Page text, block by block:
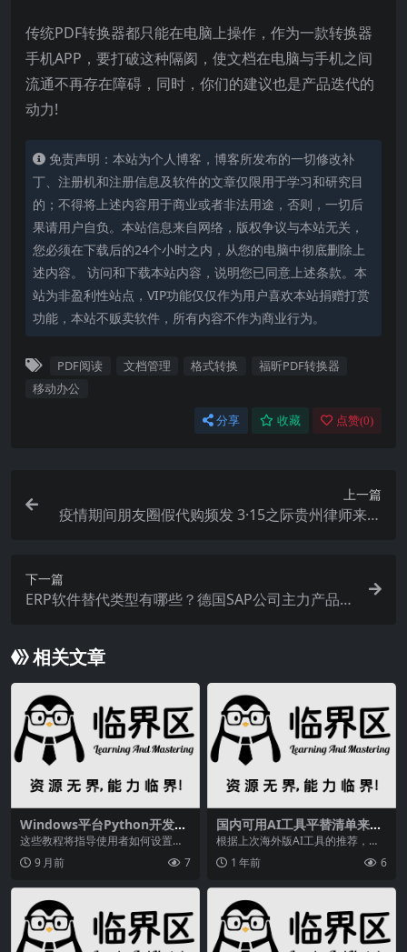
传统PDF转换器都只能在电脑上操作，作为一款转换器
手机APP，要打破这种隔阂，使文档在电脑与手机之间
流通不再存在障碍，同时，你们的建议也是产品迭代的
动力!
免责声明：本站为个人博客，博客所发布的一切修改补
丁、注册机和注册信息及软件的文章仅限用于学习和研究目
的；不得将上述内容用于商业或者非法用途，否则，一切后
果请用户自负。本站信息来自网络，版权争议与本站无关，
您必须在下载后的24个小时之内，从您的电脑中彻底删除上
述内容。 访问和下载本站内容，说明您已同意上述条款。本
站为非盈利性站点，VIP功能仅仅作为用户喜欢本站捐赠打赏
功能，本站不贩卖软件，所有内容不作为商业行为。
PDF阅读 文档管理 格式转换
福昕PDF转换器
移动办公
分享 收藏 点赞(0)
上一篇
疫情期间朋友圈假代购频发 3·15之际贵州律师来支
下一篇
ERP软件替代类型有哪些？德国SAP公司主力产品是
相关文章
Windows平台Python开发指
南：环境搭建、工具集成与实
战教程
这些教程将指导使用者如何设置开
发环境、是否在原生 Windows 或
Windo...
9 月前 7
国内可用AI工具平替清单来
了！涵盖多场景，高效创作必
备
根据上次海外版AI工具的推荐，国
内可用平替清单来了！涵盖写作、
设计、剪辑、内容管...
1 年前 6